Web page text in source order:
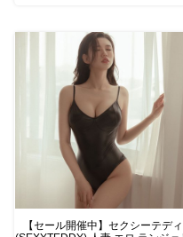
【セール開催中】セクシーテディ